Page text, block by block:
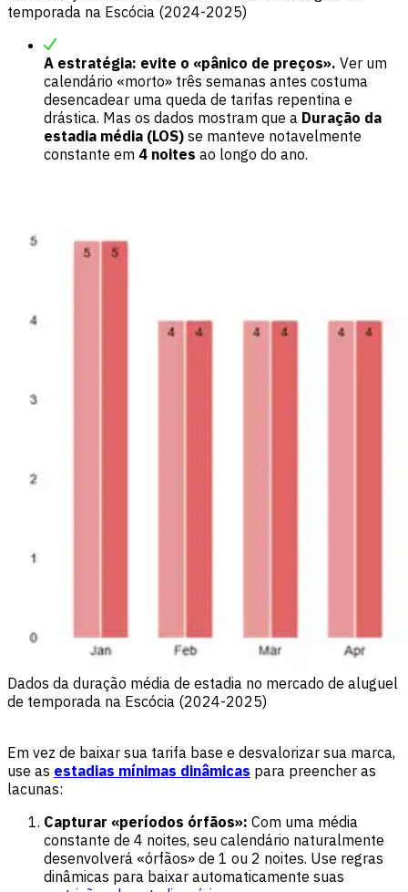
temporada na Escócia (2024-2025)
A estratégia: evite o «pânico de preços». Ver um
calendário «morto» três semanas antes costuma
desencadear uma queda de tarifas repentina e
drástica. Mas os dados mostram que a Duração da
estadia média (LOS) se manteve notavelmente
constante em 4 noites ao longo do ano.
Dados da duração média de estadia no mercado de aluguel
de temporada na Escócia (2024-2025)
Em vez de baixar sua tarifa base e desvalorizar sua marca,
use as estadias mínimas dinâmicas para preencher as
lacunas:
Capturar «períodos órfãos»: Com uma média
constante de 4 noites, seu calendário naturalmente
desenvolverá «órfãos» de 1 ou 2 noites. Use regras
dinâmicas para baixar automaticamente suas